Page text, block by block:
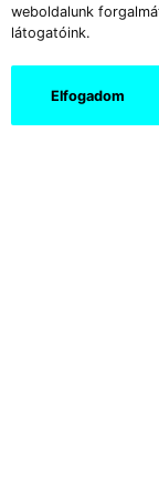
weboldalunk
látogatóink.
Elfogadom